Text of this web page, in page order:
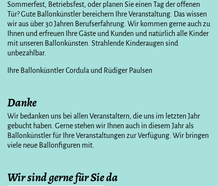
Sommerfest, Betriebsfest, oder planen Sie einen Tag der offenen
Tür? Gute Ballonkünstler bereichern Ihre Veranstaltung. Das wissen
wir aus über 30 Jahren Berufserfahrung. Wir kommen gerne auch zu
Ihnen und erfreuen Ihre Gäste und Kunden und natürlich alle Kinder
mit unseren Ballonkünsten. Strahlende Kinderaugen sind
unbezahlbar.
Ihre Ballonküsntler Cordula und Rüdiger Paulsen
Danke
Wir bedanken uns bei allen Veranstaltern, die uns im letzten Jahr
gebucht haben. Gerne stehen wir Ihnen auch in diesem Jahr als
Ballonkünstler für Ihre Veranstaltungen zur Verfügung. Wir bringen
viele neue Ballonfiguren mit.
Wir sind gerne für Sie da